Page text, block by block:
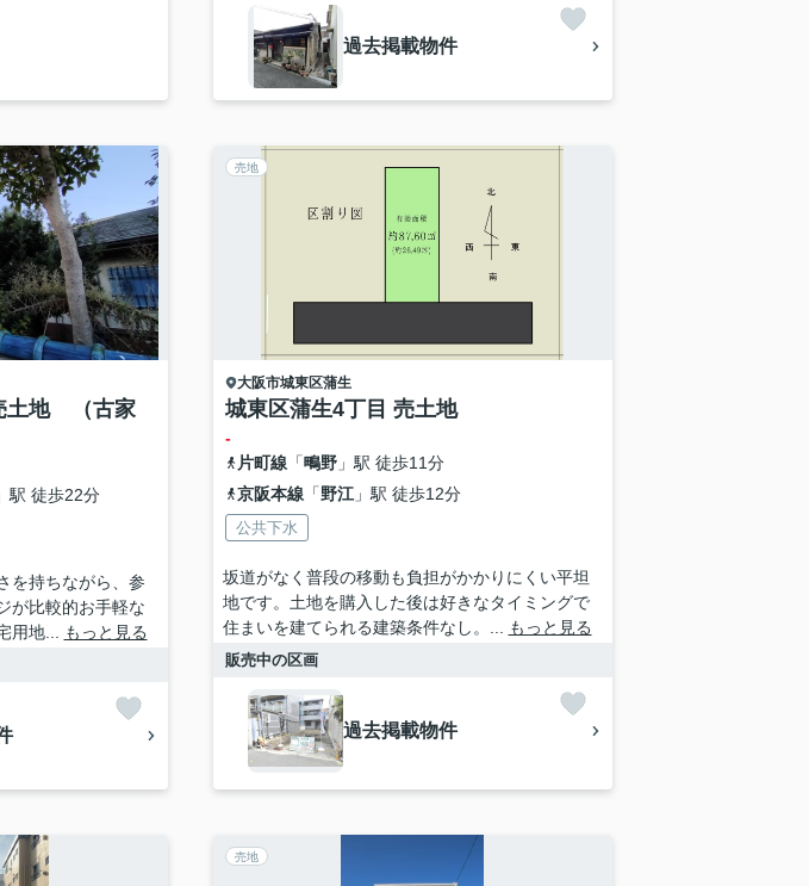
過去掲載物件
土地 （古家
駅 徒歩22分
を持ちながら、参
が比較的お手軽な
用地...
もっと見る
売地
大阪市城東区蒲生
城東区蒲生4丁目 売土地
-
片町線「鴫野」駅 徒歩11分
京阪本線「野江」駅 徒歩12分
公共下水
坂道がなく普段の移動も負担がかかりにくい平坦
地です。土地を購入した後は好きなタイミングで
住まいを建てられる建築条件なし。...
もっと見る
販売中の区画
過去掲載物件
売地